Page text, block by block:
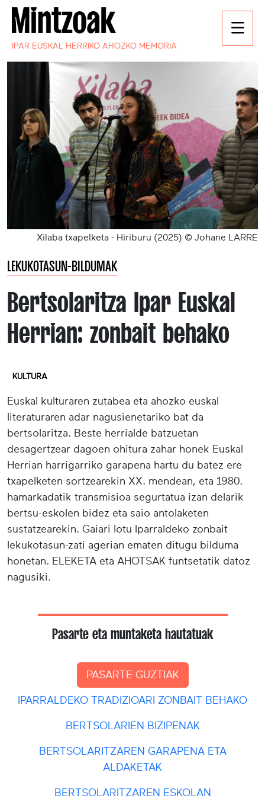
IPAR EUSKAL HERRIKO AHOZKO MEMORIA
Xilaba txapelketa - Hiriburu (2025) © Johane LARRE
LEKUKOTASUN-BILDUMAK
Bertsolaritza Ipar Euskal
Herrian: zonbait behako
KULTURA
Euskal kulturaren zutabea eta ahozko euskal
literaturaren adar nagusienetariko bat da
bertsolaritza. Beste herrialde batzuetan
desagertzear dagoen ohitura zahar honek Euskal
Herrian harrigarriko garapena hartu du batez ere
txapelketen sortzearekin XX. mendean, eta 1980.
hamarkadatik transmisioa segurtatua izan delarik
bertsu-eskolen bidez eta saio antolaketen
sustatzearekin. Gaiari lotu Iparraldeko zonbait
lekukotasun-zati agerian ematen ditugu bilduma
honetan. ELEKETA eta AHOTSAK funtsetatik datoz
nagusiki.
Pasarte eta muntaketa hautatuak
PASARTE GUZTIAK
IPARRALDEKO TRADIZIOARI ZONBAIT BEHAKO
BERTSOLARIEN BIZIPENAK
BERTSOLARITZAREN GARAPENA ETA
ALDAKETAK
BERTSOLARITZAREN ESKOLAN